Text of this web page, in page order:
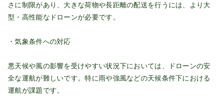
さに制限があり、大きな荷物や長距離の配送を行うには、より大
型・高性能なドローンが必要です。
・気象条件への対応
悪天候や風の影響を受けやすい状況下においては、ドローンの安
全な運航が難しいです。特に雨や強風などの天候条件下における
運航が課題です。